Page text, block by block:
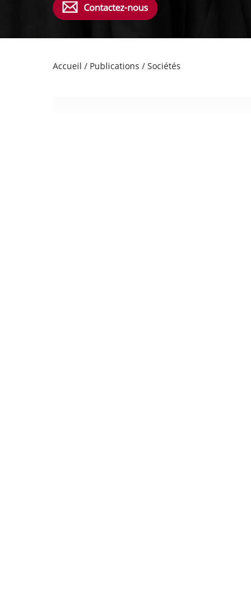
Contactez-nous
Accueil / Publications / Sociétés